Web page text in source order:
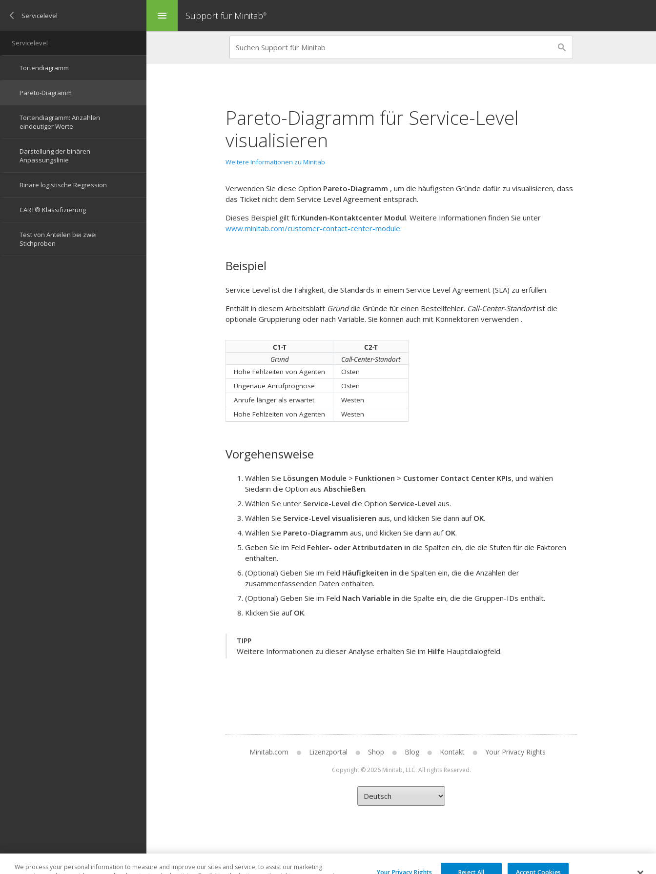
menu Support für Minitab®
Pareto-Diagramm für Service-Level
visualisieren
Weitere Informationen zu Minitab
Verwenden Sie diese Option Pareto-Diagramm , um die häufigsten Gründe dafür zu visualisieren, dass
das Ticket nicht dem Service Level Agreement entsprach.
Dieses Beispiel gilt fürKunden-Kontaktcenter Modul. Weitere Informationen finden Sie unter
www.minitab.com/customer-contact-center-module.
Beispiel
Service Level ist die Fähigkeit, die Standards in einem Service Level Agreement (SLA) zu erfüllen.
Enthält in diesem Arbeitsblatt Grunddie Gründe für einen Bestellfehler. Call-Center-Standortist die
optionale Gruppierung oder nach Variable. Sie können auch mit Konnektoren verwenden .
C1-T
C2-T
Grund
Call-Center-Standort
Hohe Fehlzeiten von Agenten
Osten
Ungenaue Anrufprognose
Osten
Anrufe länger als erwartet
Westen
Hohe Fehlzeiten von Agenten
Westen
Vorgehensweise
Wählen Sie Lösungen Module > Funktionen > Customer Contact Center KPIs, und wählen
Siedann die Option aus Abschießen.
Wählen Sie unter Service-Level die Option Service-Level aus.
Wählen Sie Service-Level visualisieren aus, und klicken Sie dann auf OK.
Wählen Sie Pareto-Diagramm aus, und klicken Sie dann auf OK.
Geben Sie im Feld Fehler- oder Attributdaten in die Spalten ein, die die Stufen für die Faktoren
enthalten.
(Optional) Geben Sie im Feld Häufigkeiten in die Spalten ein, die die Anzahlen der
zusammenfassenden Daten enthalten.
(Optional) Geben Sie im Feld Nach Variable in die Spalte ein, die die Gruppen-IDs enthält.
Klicken Sie auf OK.
TIPP
Weitere Informationen zu dieser Analyse erhalten Sie im Hilfe Hauptdialogfeld.
Minitab.com Lizenzportal Shop Blog Kontakt Your Privacy Rights
Copyright © 2026 Minitab, LLC. All rights Reserved.
We process your personal information to measure and improve our sites and service, to assist our marketing
Your Privacy Rights Reject All Accept Cookies